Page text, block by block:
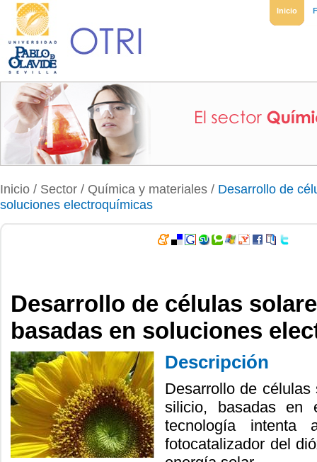
Inicio
Inicio / Sector / Química y materiales / Desarrollo de
soluciones electroquímicas
Desarrollo de células
basadas en soluciones
Descripción
Desarrollo de
silicio, basadas en
tecnología intenta
fotocatalizador del